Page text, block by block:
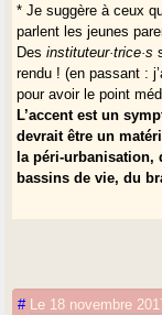
* Je suggère à ceux
parlent les jeunes
Desinstituteur·trice·s
rendu ! (en passant :
pour avoir le point
L’accent est un
devrait être un
la péri-
bassins de vie, du
# Le 18 novembre